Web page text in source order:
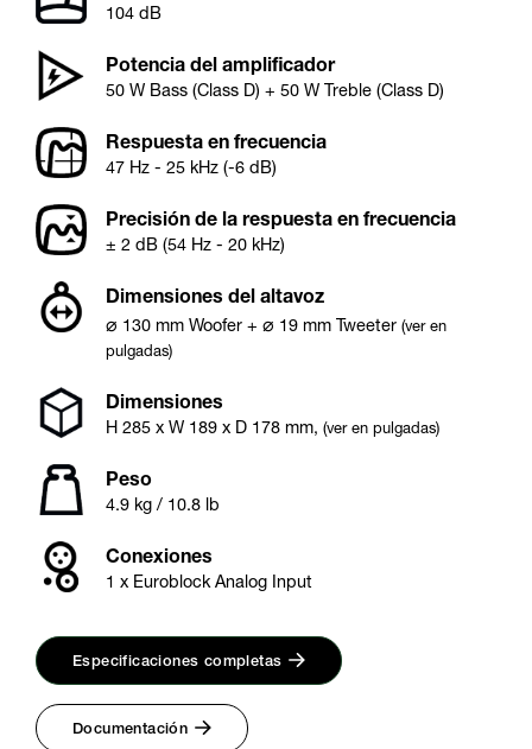
104 dB
Potencia del amplificador
50 W Bass (Class D) + 50 W Treble (Class D)
Respuesta en frecuencia
47 Hz - 25 kHz (-6 dB)
Precisión de la respuesta en frecuencia
± 2 dB (54 Hz - 20 kHz)
Dimensiones del altavoz
⌀ 130 mm Woofer + ⌀ 19 mm Tweeter (ver en
pulgadas)
Dimensiones
H 285 x W 189 x D 178 mm, (ver en pulgadas)
Peso
4.9 kg / 10.8 lb
Conexiones
1 x Euroblock Analog Input
Especificaciones completas
Documentación